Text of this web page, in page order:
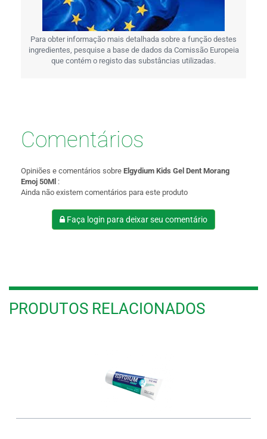
Para obter informação mais detalhada sobre a função destes
ingredientes, pesquise a base de dados da Comissão Europeia
que contém o registo das substâncias utilizadas.
Comentários
Opiniões e comentários sobre Elgydium Kids Gel Dent Morang
Emoj 50Ml :
Ainda não existem comentários para este produto
Faça login para deixar seu comentário
PRODUTOS RELACIONADOS